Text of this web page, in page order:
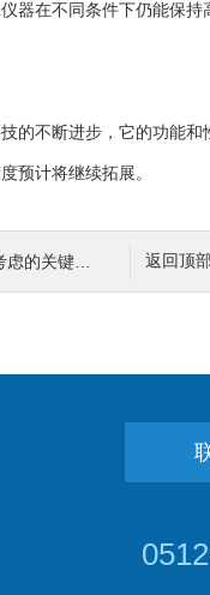
器在不同条件下仍能保持
不断进步，它的功能和
预计将继续拓展。
返回顶部
关键因素